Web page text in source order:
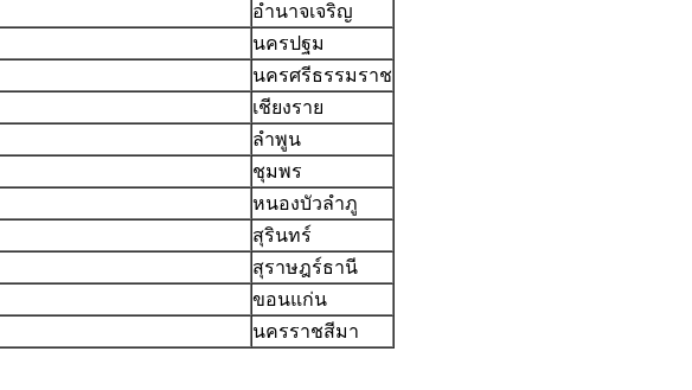
อำนาจเจริญ
นครปฐม
นครศรีธรรมราช
เชียงราย
ลำพูน
ชุมพร
หนองบัวลำภู
สุรินทร์
สุราษฎร์ธานี
ขอนแก่น
นครราชสีมา